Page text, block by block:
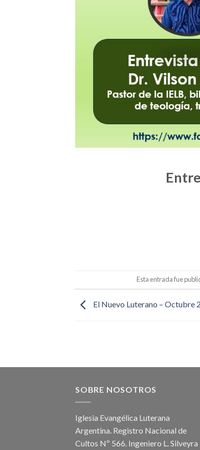
Esta entrada fue
El Nuevo Luterano – Octubre
SOBRE NOSOTROS
Iglesia Evangélica Luterana
Argentina. Registro Nacional de
Cultos Nº 566. Ingeniero L. Silveyra